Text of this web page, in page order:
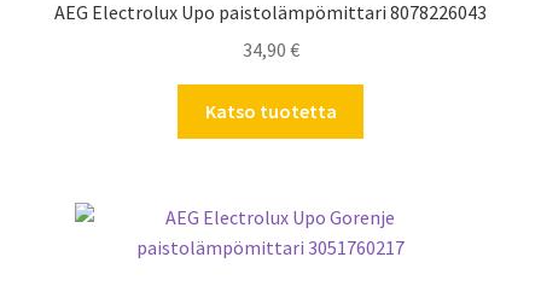
AEG Electrolux Upo paistolämpömittari 8078226043
34,90 €
Katso tuotetta